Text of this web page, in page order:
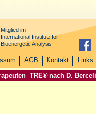
Mitglied im
International Institute for
Bioenergetic Analysis
AGB Kontakt Links
TRE® nach D. Berceli